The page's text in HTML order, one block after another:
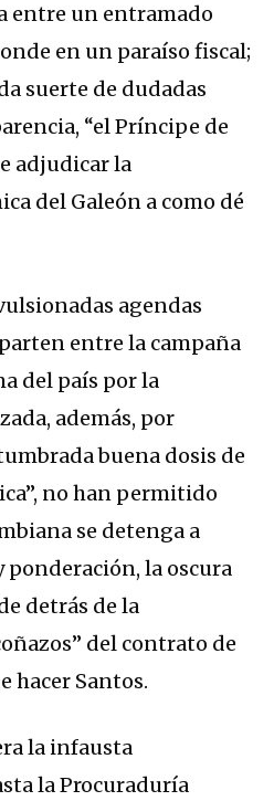
entre un entramado
en un paraíso fiscal;
suerte de dudadas
“el Príncipe de
adjudicar la
del Galeón a como dé
agendas
entre la campaña
del país por la
además, por
buena dosis de
no han permitido
se detenga a
ponderación, la oscura
detrás de la
del contrato de
hacer Santos.
la infausta
la Procuraduría